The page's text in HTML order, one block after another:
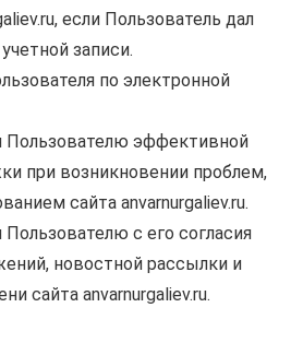
если Пользователь дал
записи.
по электронной
Пользователю эффективной
при возникновении проблем,
сайта anvarnurgaliev.ru.
с его согласия
новостной рассылки и
сайта anvarnurgaliev.ru.